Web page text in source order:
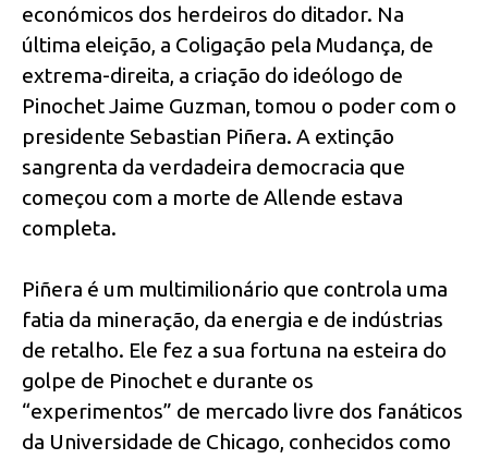
económicos dos herdeiros do ditador. Na
última eleição, a Coligação pela Mudança, de
extrema-direita, a criação do ideólogo de
Pinochet Jaime Guzman, tomou o poder com o
presidente Sebastian Piñera. A extinção
sangrenta da verdadeira democracia que
começou com a morte de Allende estava
completa.
Piñera é um multimilionário que controla uma
fatia da mineração, da energia e de indústrias
de retalho. Ele fez a sua fortuna na esteira do
golpe de Pinochet e durante os
“experimentos” de mercado livre dos fanáticos
da Universidade de Chicago, conhecidos como